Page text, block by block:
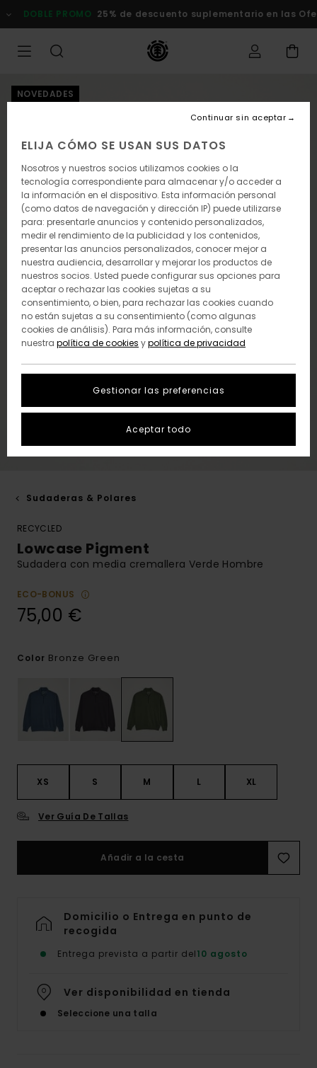
la
DOBLE PROMO 25% de descuento suplementario en las
NOVEDADES
Sudaderas & Polares
RECYCLED
Lowcase Pigment
Sudadera con media cremallera Verde Hombre
ECO-BONUS
75,00 €
Color Bronze Green
XS S M L XL
Ver Guía De Tallas
Añadir a la cesta
Domicilio o Entrega en punto de
recogida
Entrega prevista a partir del10 agosto
Ver disponibilidad en tienda
Seleccione una talla
ELIJA CÓMO SE USAN SUS DATOS
Nosotros y nuestros socios utilizamos cookies o la
tecnología correspondiente para almacenar y/o acceder a
la información en el dispositivo. Esta información personal
(como datos de navegación y dirección IP) puede utilizarse
para: presentarle anuncios y contenido personalizados,
medir el rendimiento de la publicidad y los contenidos,
presentar las anuncios personalizados, conocer mejor a
nuestra audiencia, desarrollar y mejorar los productos de
nuestros socios. Usted puede configurar sus opciones para
aceptar o rechazar las cookies sujetas a su
consentimiento, o bien, para rechazar las cookies cuando
no están sujetas a su consentimiento (como algunas
cookies de análisis). Para más información, consulte
nuestra política de cookies ypolítica de privacidad
Gestionar las preferencias
Continuar sin aceptar
Aceptar todo